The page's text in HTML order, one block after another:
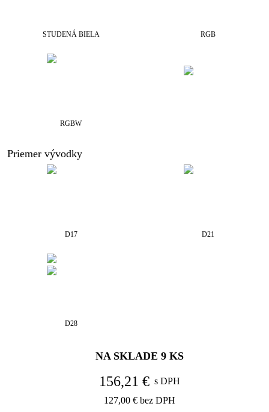
STUDENÁ BIELA RGB
RGBW
Priemer vývodky
D17 D21
D28
NA SKLADE 9 KS
156,21 € s DPH
127,00 € bez DPH